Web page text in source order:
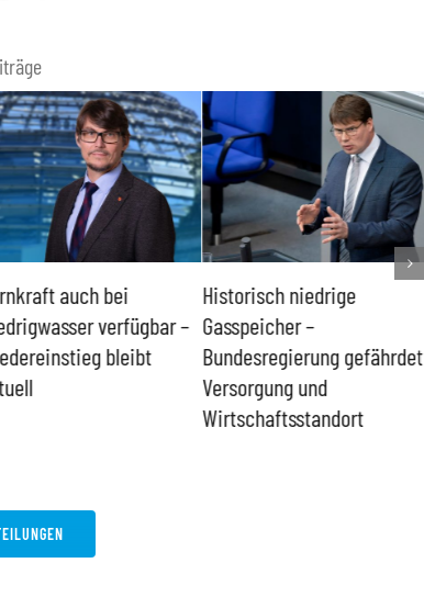
auch bei
verfügbar –
bleibt
Historisch niedrige
Gasspeicher –
Bundesregierung gefährdet
Versorgung und
Wirtschaftsstandort